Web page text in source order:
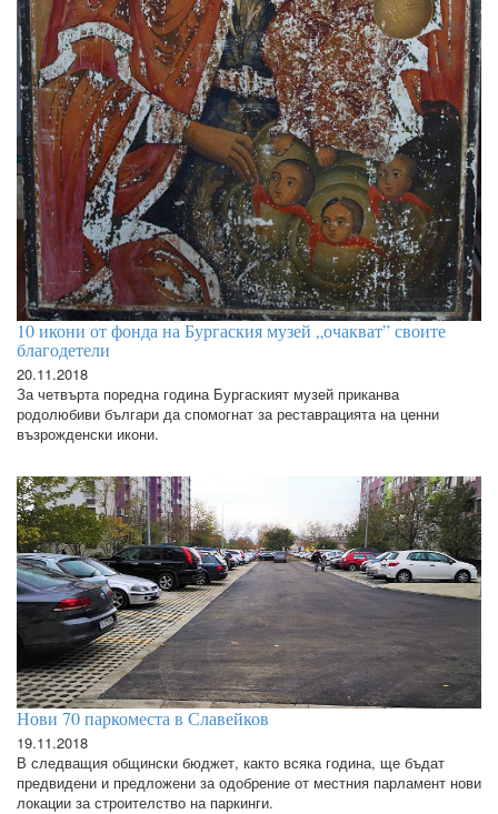
10 икони от фонда на Бургаския музей „очакват” своите
благодетели
20.11.2018
За четвърта поредна година Бургаският музей приканва
родолюбиви българи да спомогнат за реставрацията на ценни
възрожденски икони.
Нови 70 паркоместа в Славейков
19.11.2018
В следващия общински бюджет, както всяка година, ще бъдат
предвидени и предложени за одобрение от местния парламент нови
локации за строителство на паркинги.